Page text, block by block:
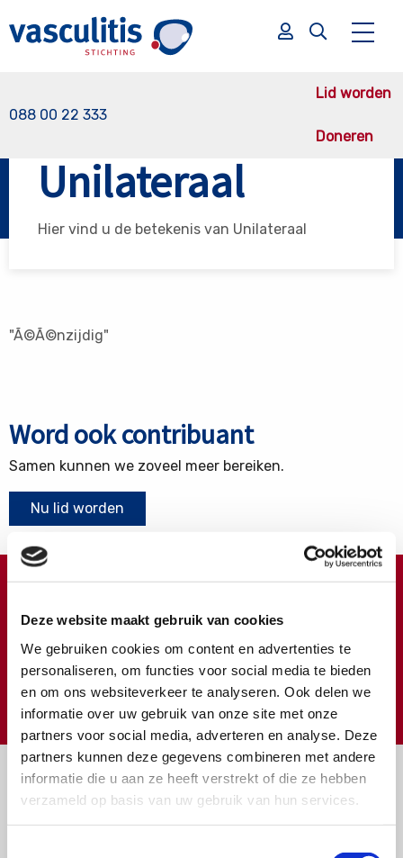
Deze website maakt gebruik van cookies
We gebruiken cookies om content en advertenties te
personaliseren, om functies voor social media te bieden
en om ons websiteverkeer te analyseren. Ook delen we
informatie over uw gebruik van onze site met onze
partners voor social media, adverteren en analyse. Deze
partners kunnen deze gegevens combineren met andere
informatie die u aan ze heeft verstrekt of die ze hebben
verzameld op basis van uw gebruik van hun services.
088 00 22 333
Lid worden
Doneren
Zoek
ZoekUnilateraal
Hier vind u de betekenis van Unilateraal
"Ã©Ã©nzijdig"
Word ook contribuant
Samen kunnen we zoveel meer bereiken.
Nu lid worden
Meer weten over wat we met uw extra gift doen?
Klik hier
€ Doneer